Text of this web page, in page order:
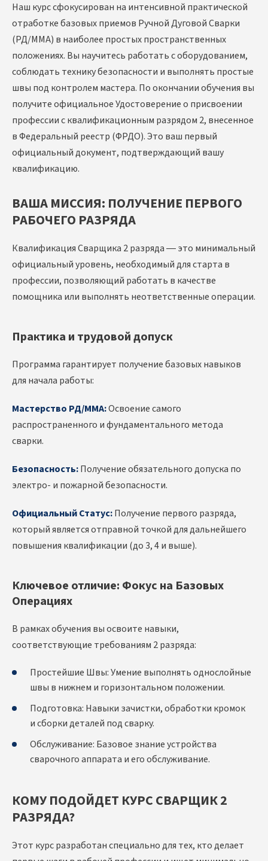
Наш курс сфокусирован на интенсивной практической
отработке базовых приемов Ручной Дуговой Сварки
(РД/MMA) в наиболее простых пространственных
положениях. Вы научитесь работать с оборудованием,
соблюдать технику безопасности и выполнять простые
швы под контролем мастера. По окончании обучения вы
получите официальное Удостоверение о присвоении
профессии с квалификационным разрядом 2, внесенное
в Федеральный реестр (ФРДО). Это ваш первый
официальный документ, подтверждающий вашу
квалификацию.
ВАША МИССИЯ: ПОЛУЧЕНИЕ ПЕРВОГО
РАБОЧЕГО РАЗРЯДА
Квалификация Сварщика 2 разряда — это минимальный
официальный уровень, необходимый для старта в
профессии, позволяющий работать в качестве
помощника или выполнять неответственные операции.
Практика и трудовой допуск
Программа гарантирует получение базовых навыков
для начала работы:
Мастерство РД/MMA:Освоение самого
распространенного и фундаментального метода
сварки.
Безопасность:Получение обязательного допуска по
электро- и пожарной безопасности.
Официальный Статус:Получение первого разряда,
который является отправной точкой для дальнейшего
повышения квалификации (до 3, 4 и выше).
Ключевое отличие: Фокус на Базовых
Операциях
В рамках обучения вы освоите навыки,
соответствующие требованиям 2 разряда:
Простейшие Швы: Умение выполнять однослойные
швы в нижнем и горизонтальном положении.
Подготовка: Навыки зачистки, обработки кромок
и сборки деталей под сварку.
Обслуживание: Базовое знание устройства
сварочного аппарата и его обслуживание.
КОМУ ПОДОЙДЕТ КУРС СВАРЩИК 2
РАЗРЯДА?
Этот курс разработан специально для тех, кто делает